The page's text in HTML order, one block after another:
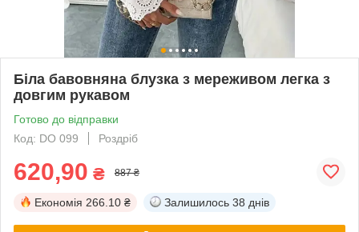
Біла бавовняна блузка з мереживом легка з
довгим рукавом
Готово до відправки
Код: DO 099
Роздріб
620,90 ₴ 887 ₴
Економія 266.10 ₴ Залишилось 38 днів